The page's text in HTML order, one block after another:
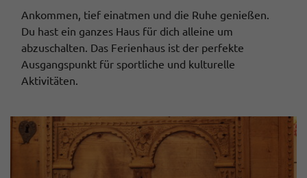
Ankommen, tief einatmen und die Ruhe genießen.
Du hast ein ganzes Haus für dich alleine um
abzuschalten. Das Ferienhaus ist der perfekte
Ausgangspunkt für sportliche und kulturelle
Aktivitäten.